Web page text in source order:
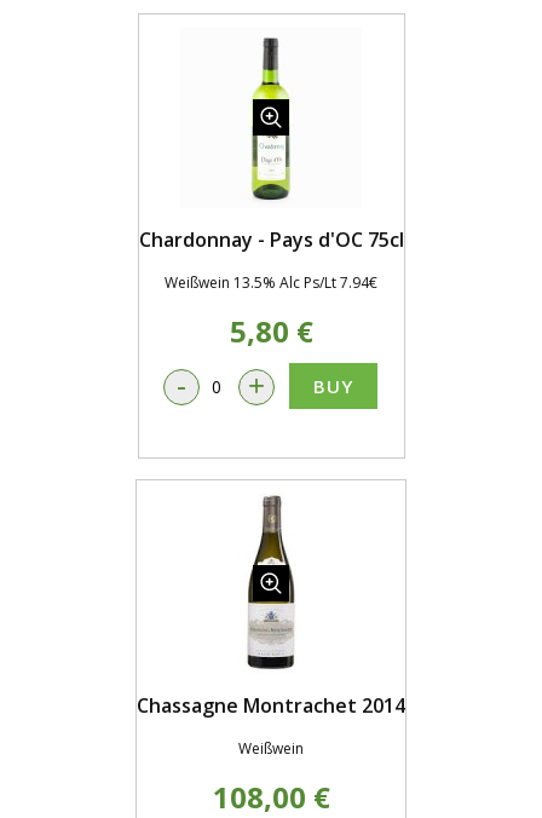
Chardonnay - Pays d'OC 75cl
Weißwein 13.5% Alc Ps/Lt 7.94€
5,80 €
- + BUY
Chassagne Montrachet 2014
Weißwein
108,00 €